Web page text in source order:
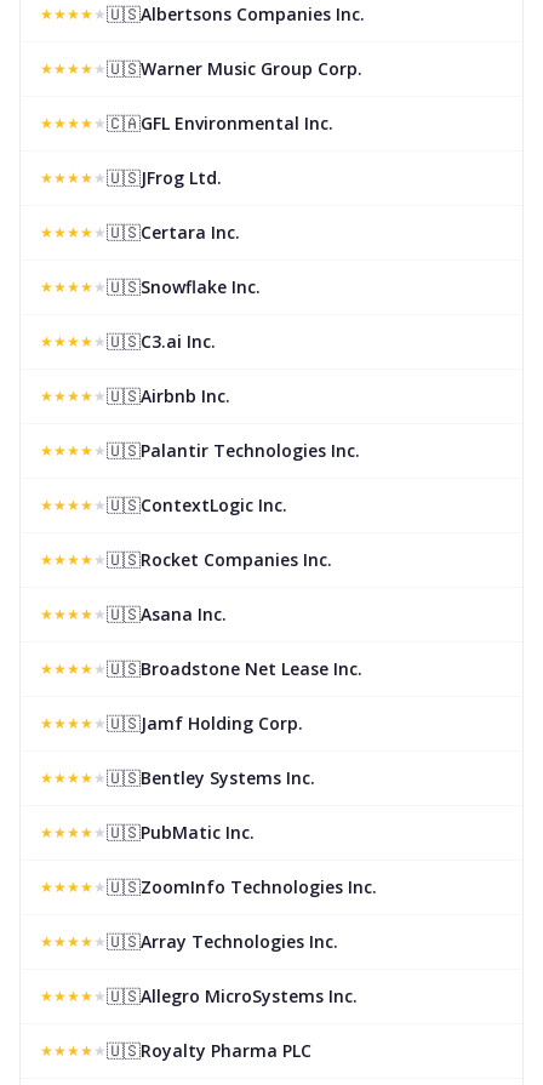
★★★★★🇺🇸Albertsons Companies Inc.
★★★★★🇺🇸Warner Music Group Corp.
★★★★★🇨🇦GFL Environmental Inc.
★★★★★🇺🇸JFrog Ltd.
★★★★★🇺🇸Certara Inc.
★★★★★🇺🇸Snowflake Inc.
★★★★★🇺🇸C3.ai Inc.
★★★★★🇺🇸Airbnb Inc.
★★★★★🇺🇸Palantir Technologies Inc.
★★★★★🇺🇸ContextLogic Inc.
★★★★★🇺🇸Rocket Companies Inc.
★★★★★🇺🇸Asana Inc.
★★★★★🇺🇸Broadstone Net Lease Inc.
★★★★★🇺🇸Jamf Holding Corp.
★★★★★🇺🇸Bentley Systems Inc.
★★★★★🇺🇸PubMatic Inc.
★★★★★🇺🇸ZoomInfo Technologies Inc.
★★★★★🇺🇸Array Technologies Inc.
★★★★★🇺🇸Allegro MicroSystems Inc.
★★★★★🇺🇸Royalty Pharma PLC